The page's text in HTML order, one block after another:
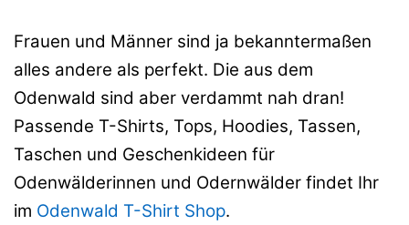
Frauen und Männer sind ja bekanntermaßen
alles andere als perfekt. Die aus dem
Odenwald sind aber verdammt nah dran!
Passende T-Shirts, Tops, Hoodies, Tassen,
Taschen und Geschenkideen für
Odenwälderinnen und Odernwälder findet Ihr
im Odenwald T-Shirt Shop.